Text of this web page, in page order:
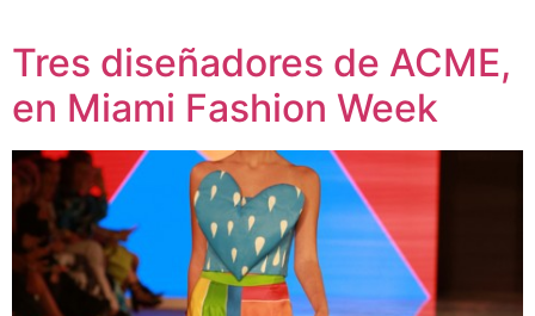
Tres diseñadores de ACME,
en Miami Fashion Week